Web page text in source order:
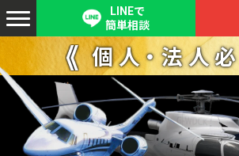
LINEで
簡単相談
個人・法人